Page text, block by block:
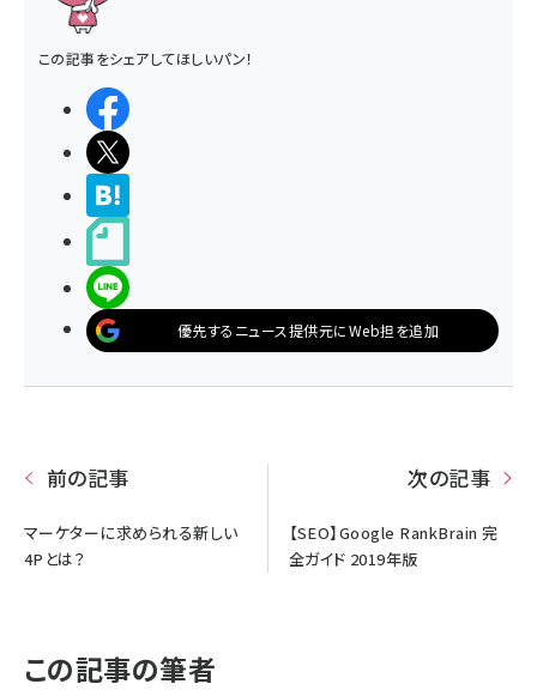
この記事をシェアしてほしいパン！
優先するニュース提供元にWeb担を追加
前の記事
マーケターに求められる新しい
4Pとは？
次の記事
【SEO】Google RankBrain 完
全ガイド 2019年版
この記事の筆者